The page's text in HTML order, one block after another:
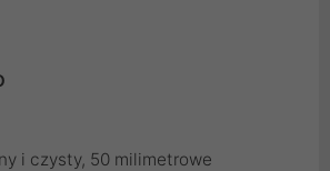
i czysty, 50 milimetrowe